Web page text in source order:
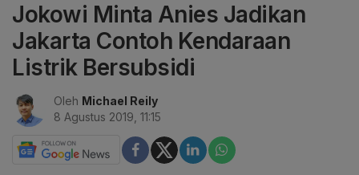
Jokowi Minta Anies Jadikan
Jakarta Contoh Kendaraan
Listrik Bersubsidi
Oleh Michael Reily
8 Agustus 2019, 11:15